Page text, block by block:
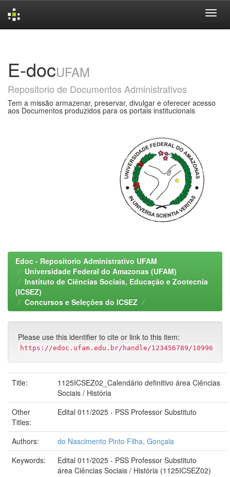
E-docUFAM
Repositorio de Documentos Administrativos
Tem a missão armazenar, preservar, divulgar e oferecer acesso
aos Documentos produzidos para os portais institucionais
Edoc - Repositorio Administrativo UFAM
Universidade Federal do Amazonas (UFAM)
Instituto de Ciências Sociais, Educação e Zootecnia
(ICSEZ)
Concursos e Seleções do ICSEZ
Please use this identifier to cite or link to this item:
https://edoc.ufam.edu.br/handle/123456789/10996
Title:
1125ICSEZ02_Calendário definitivo área Ciências
Sociais / História
Other
Titles:
Edital 011/2025 - PSS Professor Substituto
Authors:
do Nascimento Pinto Filha, Gonçala
Keywords:
Edital 011/2025 - PSS Professor Substituto
área Ciências Sociais / História (1125ICSEZ02)